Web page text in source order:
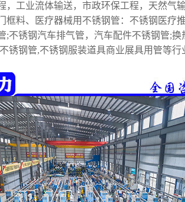
，工业流体输送，市政环保工程，天然气
框料、医疗器械用不锈钢管：不锈钢医疗
;不锈钢汽车排气管，汽车配件不锈钢管;
锈钢管,不锈钢服装道具商业展具用管等行